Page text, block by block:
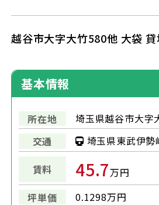
越谷市大字大竹580他 大袋 貸
基本情報
所在地
埼玉県越谷市大字
交通
埼玉県東武伊
賃料 45.7万円
坪単価
0.1298万円